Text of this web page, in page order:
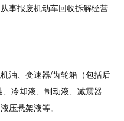
事报废机动车回收拆解经营
油、变速器/齿轮箱（包括后
冷却液、制动液、减震器
压悬架液等。